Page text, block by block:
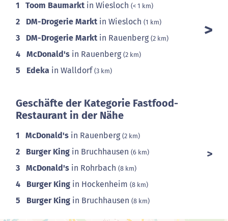
1 Toom Baumarkt in Wiesloch (< 1 km)
2 DM-Drogerie Markt in Wiesloch (1 km)
3 DM-Drogerie Markt in Rauenberg (2 km)
4 McDonald's in Rauenberg (2 km)
5 Edeka in Walldorf(3 km)
Geschäfte der Kategorie Fastfood-
Restaurant in der Nähe
1 McDonald's in Rauenberg (2 km)
2 Burger King in Bruchhausen (6 km)
3 McDonald's in Rohrbach (8 km)
4 Burger King in Hockenheim (8 km)
5 Burger King in Bruchhausen (8 km)